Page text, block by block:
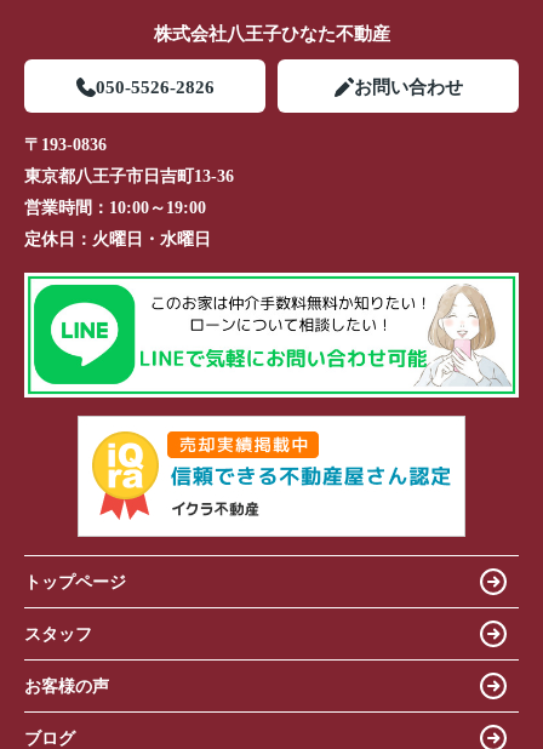
株式会社八王子ひなた不動産
050-5526-2826 お問い合わせ
〒193-0836
東京都八王子市日吉町13-36
営業時間： 10:00～19:00
定休日： 火曜日・水曜日
トップページ
スタッフ
お客様の声
ブログ